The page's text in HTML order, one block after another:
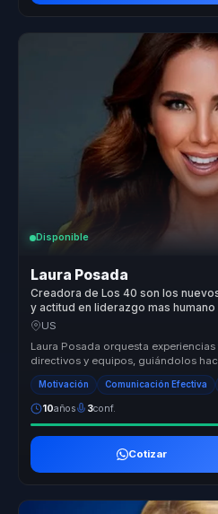
Disponible
Laura Posada
Creadora de Los 40 son los
y actitud en liderazgo mas
US
Laura Posada orquesta
directivos y equipos, guiándolos
liderazgo estr...
Motivación Comunicación Efectiva
10años 3conf.
Cotizar